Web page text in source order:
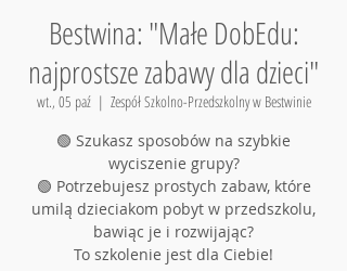
Bestwina: "Małe DobEdu:
najprostsze zabawy dla dzieci"
wt., 05 paź
  |
Zespół Szkolno-Przedszkolny w Bestwinie
🟢 Szukasz sposobów na szybkie
wyciszenie grupy?
🟢 Potrzebujesz prostych zabaw, które
umilą dzieciakom pobyt w przedszkolu,
bawiąc je i rozwijając?
To szkolenie jest dla Ciebie!